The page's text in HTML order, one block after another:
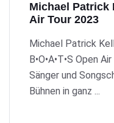
Michael Patrick
Air Tour 2023
Michael Patrick
B•O•A•T•S Open
Sänger und
Bühnen in ganz ...